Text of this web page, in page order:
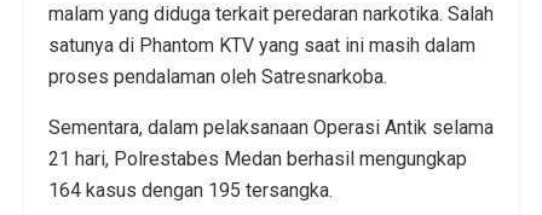
malam yang diduga terkait peredaran narkotika. Salah
satunya di Phantom KTV yang saat ini masih dalam
proses pendalaman oleh Satresnarkoba.
Sementara, dalam pelaksanaan Operasi Antik selama
21 hari, Polrestabes Medan berhasil mengungkap
164 kasus dengan 195 tersangka.